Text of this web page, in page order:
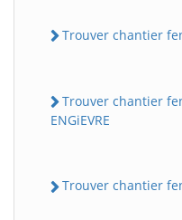
Trouver chantier
Trouver chantier
ENGiEVRE
Trouver chantier